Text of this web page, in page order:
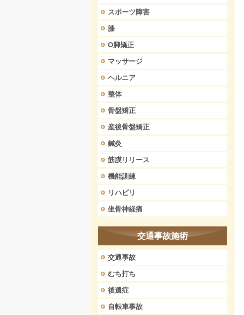
スポーツ障害
膝
O脚矯正
マッサージ
ヘルニア
整体
骨盤矯正
産後骨盤矯正
鍼灸
筋膜リリース
機能訓練
リハビリ
坐骨神経痛
交通事故施術
交通事故
むち打ち
後遺症
自転車事故